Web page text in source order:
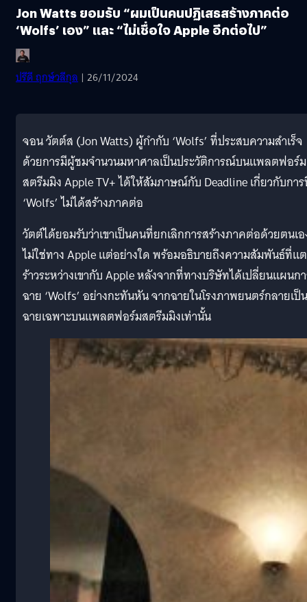
Jon Watts ยอมรับ “ผมเป็นคนปฏิเสธสร้างภาคต่อ
‘Wolfs’ เอง” และ “ไม่เชื่อใจ Apple อีกต่อไป”
ปรีดี ฤกษ์วลีกุล | 26/11/2024
จอน วัตต์ส (Jon Watts) ผู้กำกับ ‘Wolfs’ ที่ประสบความสำเร็จ
ด้วยการมีผู้ชมจำนวนมหาศาลเป็นประวัติการณ์บนแพลตฟอร์ม
สตรีมมิง Apple TV+ ได้ให้สัมภาษณ์กับ Deadline เกี่ยวกับกา
‘Wolfs’ ไม่ได้สร้างภาคต่อ
วัตต์ได้ยอมรับว่าเขาเป็นคนที่ยกเลิกการสร้างภาคต่อด้วยตนเ
ไม่ใช่ทาง Apple แต่อย่างใด พร้อมอธิบายถึงความสัมพันธ์ที่แ
ร้าวระหว่างเขากับ Apple หลังจากที่ทางบริษัทได้เปลี่ยนแผนก
ฉาย ‘Wolfs’ อย่างกะทันหัน จากฉายในโรงภาพยนตร์กลายเป็น
ฉายเฉพาะบนแพลตฟอร์มสตรีมมิงเท่านั้น